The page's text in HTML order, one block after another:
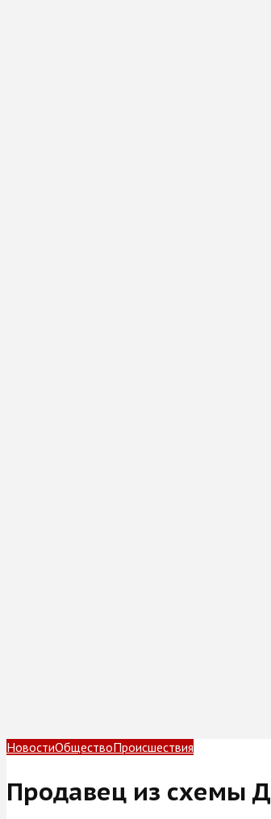
НовостиОбществоПроисшествия
Продавец из схемы